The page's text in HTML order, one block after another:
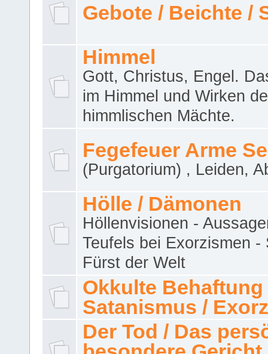
Gebote / Beichte /
Himmel
Gott, Christus, Engel.
im Himmel und Wirken
himmlischen Mächte.
Fegefeuer Arme
(Purgatorium) , Leiden,
Hölle / Dämonen
Höllenvisionen -
Teufels bei Exorzismen -
Fürst der Welt
Okkulte Behaftung
Satanismus /
Der Tod / Das